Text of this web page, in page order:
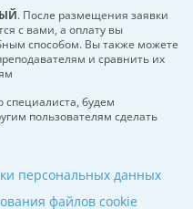
. После размещения заявки
с вами, а оплату вы
способом. Вы также можете
и сравнить их
специалиста, будем
пользователям сделать
персональных данных
файлов cookie